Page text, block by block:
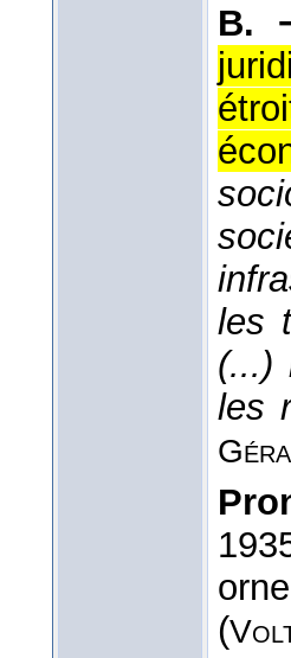
B.
les
(...)
les
(